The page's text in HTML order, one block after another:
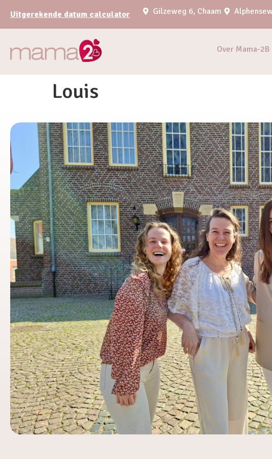
Uitgerekende datum calculator Gilzeweg 6, Chaam
Over Mama-2B
Louis